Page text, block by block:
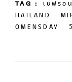
TAG : เชฟรอน
HAILAND
OMENSDAY